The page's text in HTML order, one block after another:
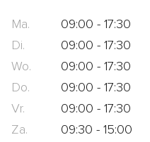
Ma.
09:00 - 17:30
Di.
09:00 - 17:30
Wo.
09:00 - 17:30
Do.
09:00 - 17:30
Vr.
09:00 - 17:30
Za.
09:30 - 15:00